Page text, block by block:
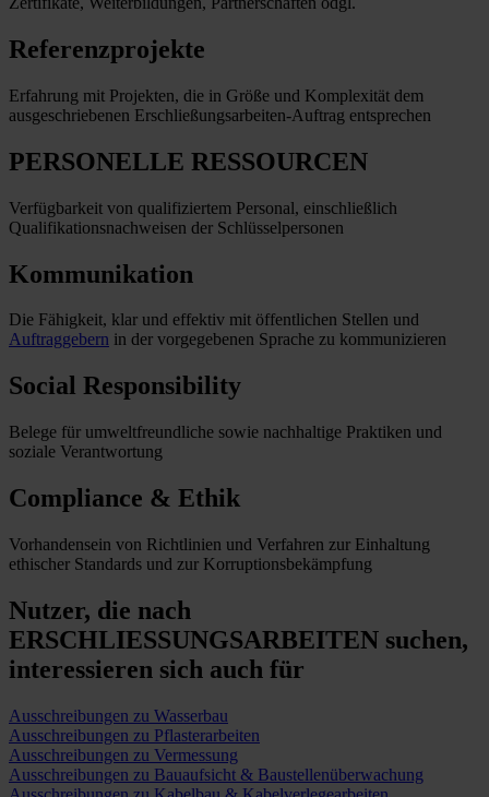
Referenzprojekte
Erfahrung mit Projekten, die in Größe und Komplexität dem
ausgeschriebenen Erschließungsarbeiten-Auftrag entsprechen
PERSONELLE RESSOURCEN
Verfügbarkeit von qualifiziertem Personal, einschließlich
Qualifikationsnachweisen der Schlüsselpersonen
Kommunikation
Die Fähigkeit, klar und effektiv mit öffentlichen Stellen und
Auftraggebern in der vorgegebenen Sprache zu kommunizieren
Social Responsibility
Belege für umweltfreundliche sowie nachhaltige Praktiken und
soziale Verantwortung
Compliance & Ethik
Vorhandensein von Richtlinien und Verfahren zur Einhaltung
ethischer Standards und zur Korruptionsbekämpfung
Nutzer, die nach
ERSCHLIESSUNGSARBEITEN suchen,
interessieren sich auch für
Ausschreibungen zu Wasserbau
Ausschreibungen zu Pflasterarbeiten
Ausschreibungen zu Vermessung
Ausschreibungen zu Bauaufsicht & Baustellenüberwachung